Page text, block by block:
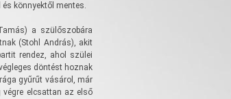
könnyektől mentes.
a szülőszobára
(Stohl András), akit
rendez, ahol szülei
döntést hoznak
gyűrűt vásárol, már
végre elcsattan az első